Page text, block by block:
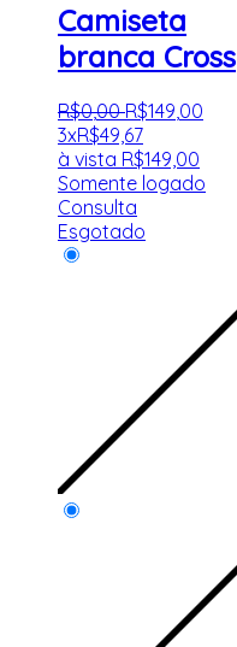
Camiseta
branca Cross
R$0,00 R$149 00
3xR$49,67
à vista R$149,00
Somente logado
Consulta
Esgotado